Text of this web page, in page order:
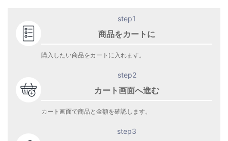
step1
商品をカートに
購入したい商品をカートに入れます。
step2
カート画面へ進む
カート画面で商品と金額を確認します。
step3